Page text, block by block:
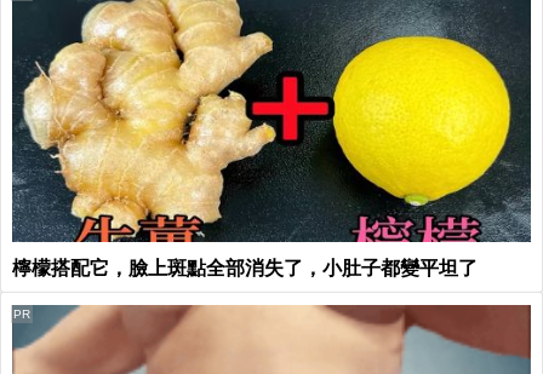
檸檬搭配它，臉上斑點全部消失了，小肚子都變平坦了
PR